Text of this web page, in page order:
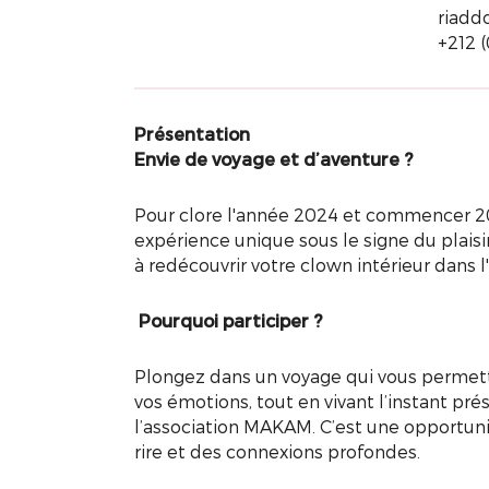
+212
Présentation
Envie de voyage et d’aventure ?
Pour clore l'année 2024 et commencer
expérience unique sous le signe du
à redécouvrir votre clown intérieur dans
Pourquoi participer ?
Plongez dans un voyage qui vous
vos émotions, tout en vivant l’instant
l’association MAKAM. C’est une
rire et des connexions profondes.